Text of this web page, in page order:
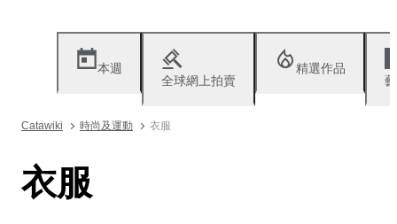
本週
全球網上拍賣
精選作品
Catawiki 時尚及運動 衣服
衣服